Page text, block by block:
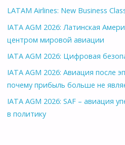
LATAM Airlines: New Business
IATA AGM 2026: Латинская
центром мировой авиации
IATA AGM 2026: Цифровая
IATA AGM 2026: Авиация после
почему прибыль больше не
IATA AGM 2026: SAF – авиация
в политику